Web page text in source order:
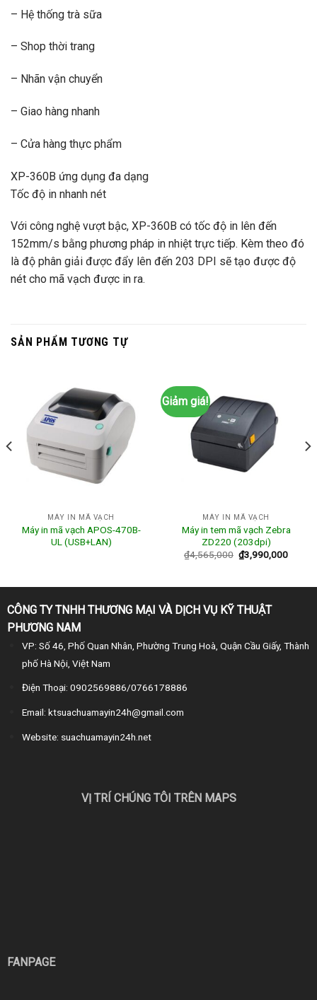
– Hệ thống trà sữa
– Shop thời trang
– Nhãn vận chuyển
– Giao hàng nhanh
– Cửa hàng thực phẩm
XP-360B ứng dụng đa dạng
Tốc độ in nhanh nét
Với công nghệ vượt bậc, XP-360B có tốc độ in lên đến
152mm/s bằng phương pháp in nhiệt trực tiếp. Kèm theo đó
là độ phân giải được đẩy lên đến 203 DPI sẽ tạo được độ
nét cho mã vạch được in ra.
SẢN PHẨM TƯƠNG TỰ
MÁY IN MÃ VẠCH
Máy in mã vạch APOS-470B-
UL (USB+LAN)
Giảm giá!
MÁY IN MÃ VẠCH
Máy in tem mã vạch Zebra
ZD220 (203dpi)
₫4,565,000 ₫3,990,000
CÔNG TY TNHH THƯƠNG MẠI VÀ DỊCH VỤ KỸ THUẬT
PHƯƠNG NAM
VP: Số 46, Phố Quan Nhân, Phường Trung Hoà, Quận Cầu Giấy, Thành
phố Hà Nội, Việt Nam
Điện Thoại: 0902569886/0766178886
Email: ktsuachuamayin24h@gmail.com
Website: suachuamayin24h.net
VỊ TRÍ CHÚNG TÔI TRÊN MAPS
FANPAGE